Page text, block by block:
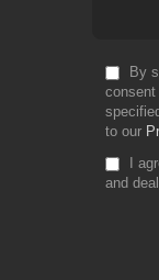
By
to our
I
and